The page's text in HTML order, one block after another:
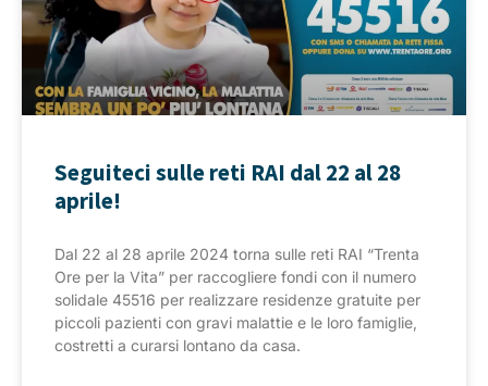
Seguiteci sulle reti RAI dal 22 al 28
aprile!
Dal 22 al 28 aprile 2024 torna sulle reti RAI “Trenta
Ore per la Vita” per raccogliere fondi con il numero
solidale 45516 per realizzare residenze gratuite per
piccoli pazienti con gravi malattie e le loro famiglie,
costretti a curarsi lontano da casa.